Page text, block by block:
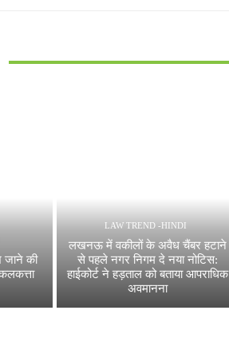
की
LAW TREND -HINDI
लखनऊ में वकीलों के अवैध चैंबर हटाने
से पहले नगर निगम दे नया नोटिस:
हाईकोर्ट ने हड़ताल को बताया आपराधिक
अवमानना